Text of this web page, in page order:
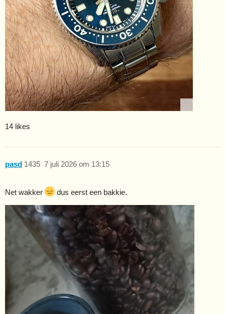
14 likes
pasd 7 juli 2026 om 13:15
1435
Net wakker dus eerst een bakkie.